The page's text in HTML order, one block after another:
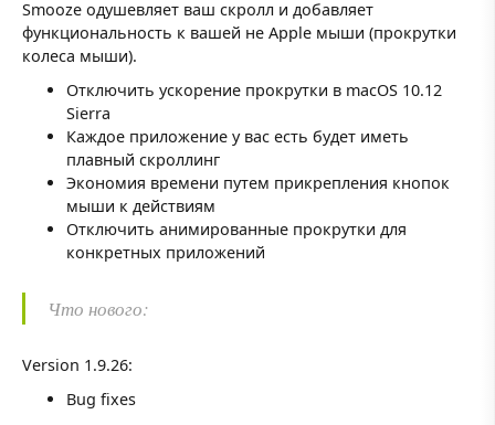
Smooze одушевляет ваш скролл и добавляет
функциональность к вашей не Apple мыши (прокрутки
колеса мыши).
Отключить ускорение прокрутки в macOS 10.12
Sierra
Каждое приложение у вас есть будет иметь
плавный скроллинг
Экономия времени путем прикрепления кнопок
мыши к действиям
Отключить анимированные прокрутки для
конкретных приложений
Что нового:
Version 1.9.26:
Bug fixes